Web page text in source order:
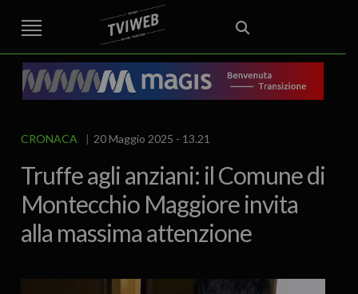
STREET TG CRONACA VENETO
VICENZA E PROVINCIA
AREA BERICA
ECONOMIA ATTUALITA’ POLITICA
EDITORIALE ITALIA E MONDO CURIOSITÀ – LIFESTYLE
CULTURA ARTE
SPORT
IL GRAFFIO FOOD & DRINK
CRONACA 20 Maggio 2025 - 13.21
Truffe agli anziani: il Comune di
Montecchio Maggiore invita
alla massima attenzione